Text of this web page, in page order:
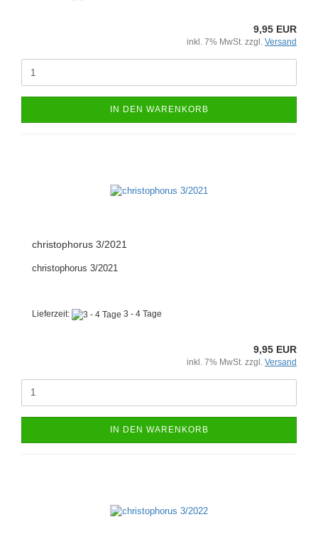
9,95 EUR
inkl. 7% MwSt. zzgl. Versand
IN DEN WARENKORB
christophorus 3/2021
christophorus 3/2021
Lieferzeit: 3 - 4 Tage
9,95 EUR
inkl. 7% MwSt. zzgl. Versand
IN DEN WARENKORB